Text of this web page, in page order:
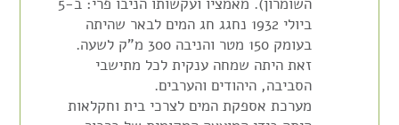
ביולי 1932 נחגג חג המים לבאר שהיתה
בעומק 150 מטר והניבה 300 מ"ק לשעה.
זאת היתה שמחה ענקית לכל מתישבי
הסביבה, היהודים והערבים.
מערכת אספקת המים לצרכי בית וחקלאות